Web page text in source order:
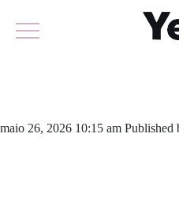
maio 26, 2026 10:15 am Published